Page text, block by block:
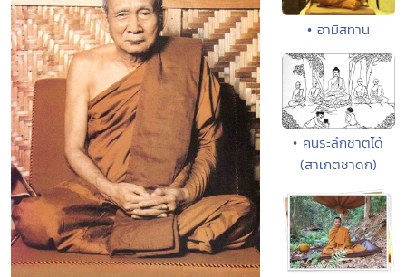
• อามิสทาน
• คนระลึกชาติได้
(สาเกตชาดก)